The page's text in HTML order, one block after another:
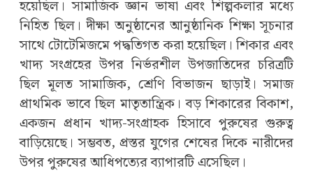
হয়েছিল। সামাজিক জ্ঞান ভাষা এবং শিল্পকলার মধ্যে
নিহিত ছিল। দীক্ষা অনুষ্ঠানের আনুষ্ঠানিক শিক্ষা সূচনার
সাথে টোটেমিজমে পদ্ধতিগত করা হয়েছিল। শিকার এবং
খাদ্য সংগ্রহের উপর নির্ভরশীল উপজাতিদের চরিত্রটি
ছিল মূলত সামাজিক, শ্রেণি বিভাজন ছাড়াই। সমাজ
প্রাথমিক ভাবে ছিল মাতৃতান্ত্রিক। বড় শিকারের বিকাশ,
একজন প্রধান খাদ্য-সংগ্রাহক হিসাবে পুরুষের গুরুত্ব
বাড়িয়েছে। সম্ভবত, প্রস্তর যুগের শেষের দিকে নারীদের
উপর পুরুষের আধিপত্যের ব্যাপারটি এসেছিল।